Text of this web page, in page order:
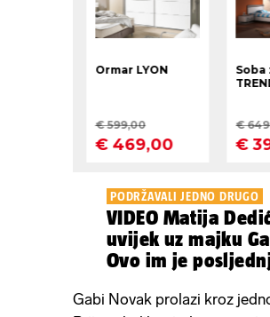
PODRŽAVALI JEDNO DRUGO
VIDEO Matija
uvijek uz majku
Ovo im je
Gabi Novak prolazi kroz